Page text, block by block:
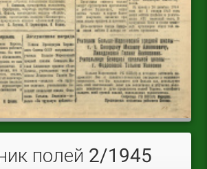
полей 2/1945